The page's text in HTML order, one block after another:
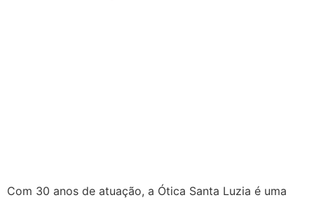
Com 30 anos de atuação, a Ótica Santa Luzia é uma